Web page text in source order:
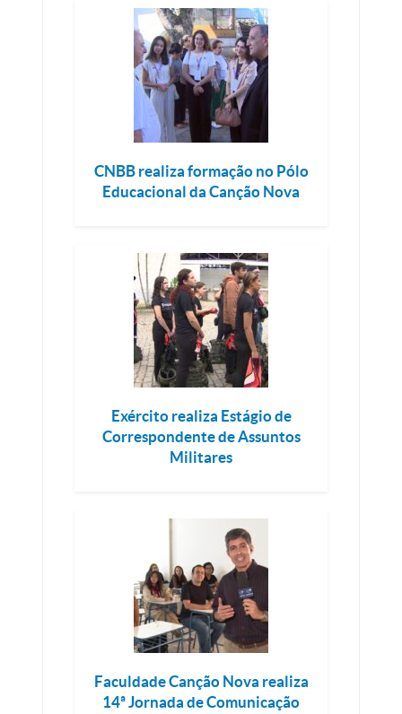
CNBB realiza formação no Pólo
Educacional da Canção Nova
Exército realiza Estágio de
Correspondente de Assuntos
Militares
Faculdade Canção Nova realiza
14ª Jornada de Comunicação